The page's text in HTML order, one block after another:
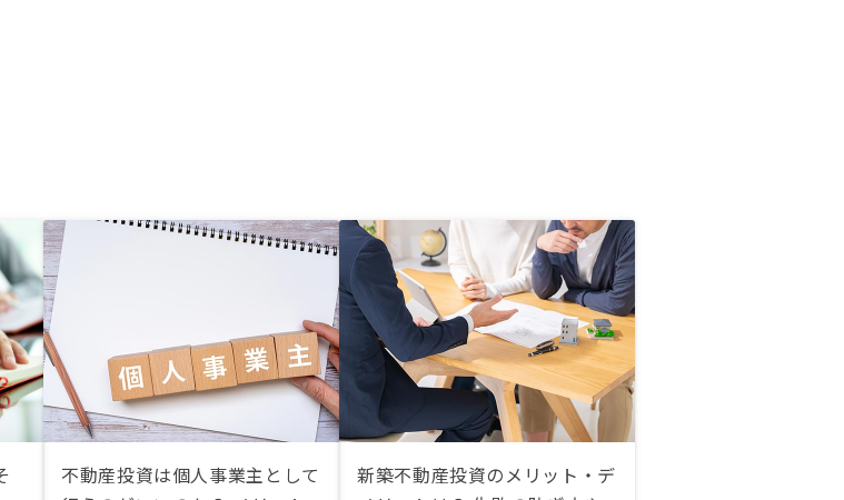
不動産投資は個人事業主として
新築不動産投資のメリット・デ